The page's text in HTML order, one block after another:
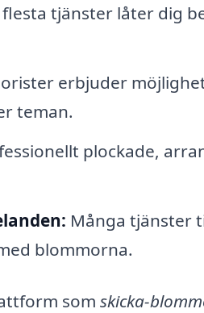
flesta tjänster låter dig
erbjuder
teman.
plockade,
Många tjänster
blommorna.
som skicka-